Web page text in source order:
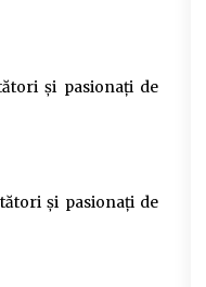
și pasionați de
și pasionați de